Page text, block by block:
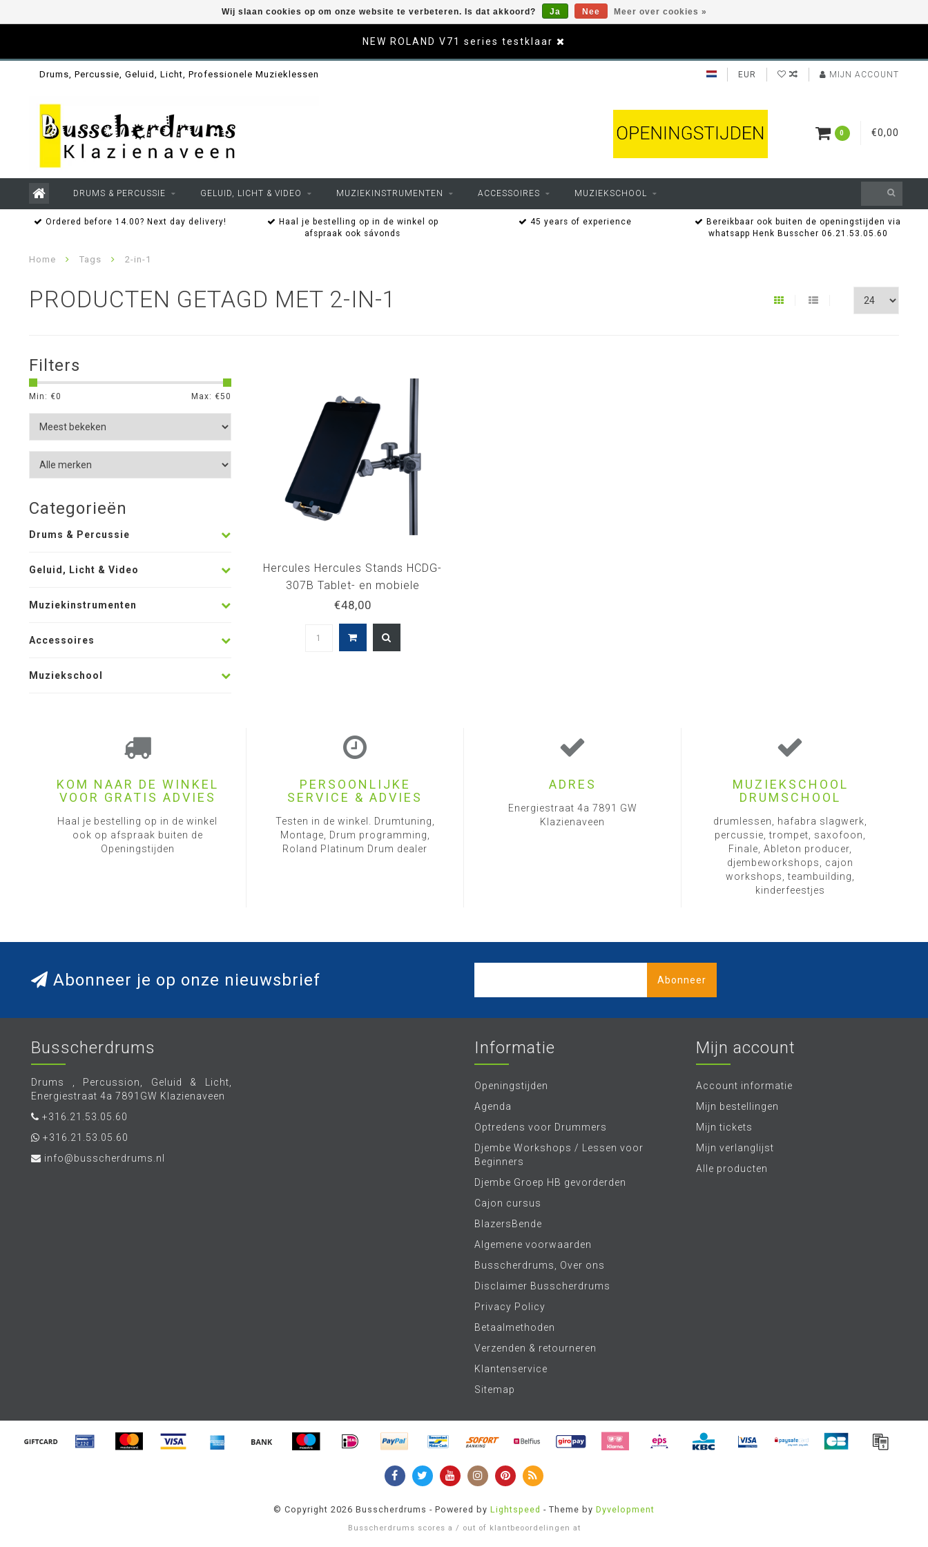
NEW ROLAND V71 series testklaar
Drums, Percussie, Geluid, Licht, Professionele Muzieklessen EUR MIJN ACCOUNT
0 €0,00
DRUMS & PERCUSSIE GELUID, LICHT & VIDEO MUZIEKINSTRUMENTEN ACCESSOIRES MUZIEKSCHOOL
Ordered before 14.00? Next day delivery!
Haal je bestelling op in de winkel op
afspraak ook sávonds
45 years of experience
Bereikbaar ook buiten de openingstijden via
whatsapp Henk Busscher 06.21.53.05.60
Home Tags 2-in-1
PRODUCTEN GETAGD MET 2-IN-1
Filters
Min: €0 Max: €50
Categorieën
Drums & Percussie
Geluid, Licht & Video
Muziekinstrumenten
Accessoires
Muziekschool
Hercules Hercules Stands HCDG-
307B Tablet- en mobiele
telefoonhouder - Accessoire voor
€48,00
Wij slaan cookies op om onze website te verbeteren. Is dat akkoord? Ja Nee Meer over cookies »
KOM NAAR DE WINKEL
VOOR GRATIS ADVIES
Haal je bestelling op in de winkel
ook op afspraak buiten de
Openingstijden
PERSOONLIJKE
SERVICE & ADVIES
Testen in de winkel. Drumtuning,
Montage, Drum programming,
Roland Platinum Drum dealer
ADRES
Energiestraat 4a 7891 GW
Klazienaveen
MUZIEKSCHOOL
DRUMSCHOOL
drumlessen, hafabra slagwerk,
percussie, trompet, saxofoon,
Finale, Ableton producer,
djembeworkshops, cajon
workshops, teambuilding,
kinderfeestjes
Abonneer je op onze nieuwsbrief Abonneer
Busscherdrums
Drums , Percussion, Geluid & Licht,
Energiestraat 4a 7891GW Klazienaveen
+316.21.53.05.60
+316.21.53.05.60
info@busscherdrums.nl
Informatie
Openingstijden
Agenda
Optredens voor Drummers
Djembe Workshops / Lessen voor
Beginners
Djembe Groep HB gevorderden
Cajon cursus
BlazersBende
Algemene voorwaarden
Busscherdrums, Over ons
Disclaimer Busscherdrums
Privacy Policy
Betaalmethoden
Verzenden & retourneren
Klantenservice
Sitemap
Mijn account
Account informatie
Mijn bestellingen
Mijn tickets
Mijn verlanglijst
Alle producten
© Copyright 2026 Busscherdrums - Powered by Lightspeed - Theme by Dyvelopment
Busscherdrums scores a / out of klantbeoordelingen at